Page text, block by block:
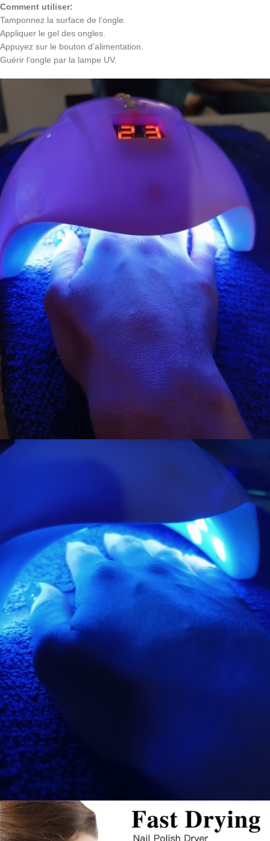
Comment utiliser:
Tamponnez la surface de l’ongle.
Appliquer le gel des ongles.
Appuyez sur le bouton d’alimentation.
Guérir l’ongle par la lampe UV.